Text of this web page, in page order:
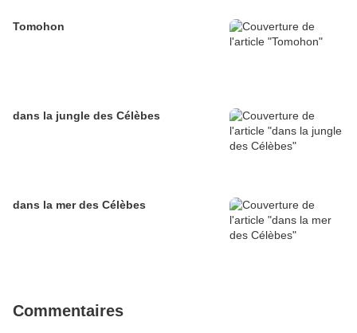
Tomohon
dans la jungle des Célèbes
dans la mer des Célèbes
Commentaires